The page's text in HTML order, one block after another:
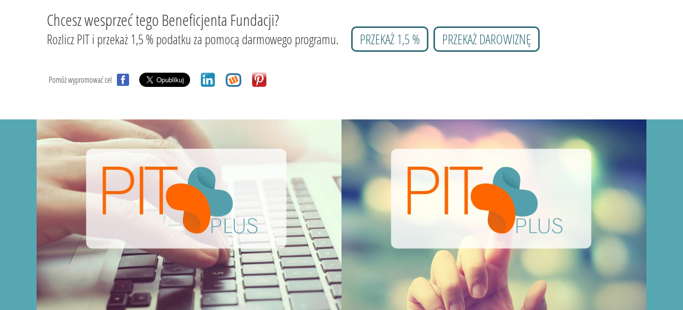
Chcesz wesprzeć tego Beneficjenta Fundacji?
Rozlicz PIT i przekaż 1,5 % podatku za pomocą darmowego programu. PRZEKAŻ 1,5 % PRZEKAŻ DAROWIZNĘ
Pomóż wypromować cel